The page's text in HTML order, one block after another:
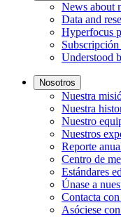
News about
Data and
Hyperfocus
Understood
Nosotros
Nuestra
Nuestra
Nuestro
Nuestros
Reporte
Centro de
Estándares
Únase a
Contacta
Asóciese